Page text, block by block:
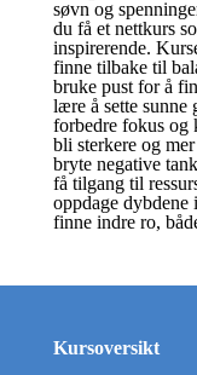
søvn og
du få et nettkurs
inspirerende.
finne tilbake til
bruke pust for å
lære å sette sunne
forbedre fokus og
bli sterkere og
bryte negative
få tilgang til
oppdage dybdene
finne indre ro,
Kursoversikt